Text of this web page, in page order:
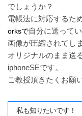
でしょうか？
電帳法に対応するた
orksで自分に送って
画像が圧縮されてし
オリジナルのまま送
iphoneSEです。
ご教授頂きたくお願
私も知りたいです！